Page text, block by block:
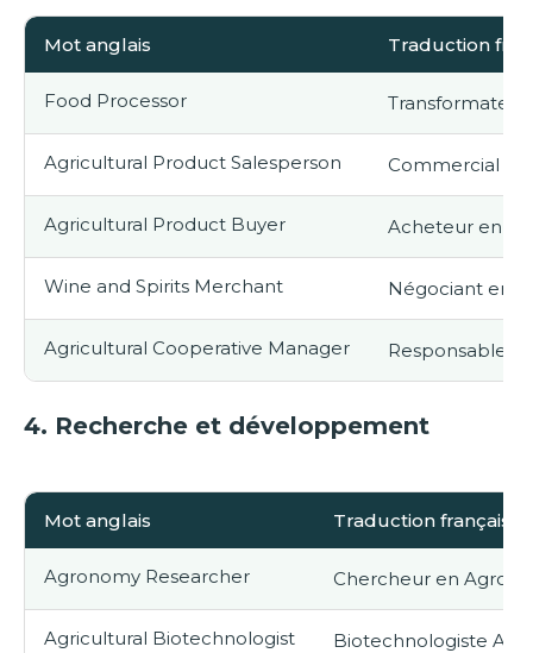
Mot anglais Traduction
Food Processor
Agricultural Product Salesperson Commercial en
Agricultural Product Buyer Acheteur en
Wine and Spirits Merchant Négociant en
Agricultural Cooperative Manager Responsable
4. Recherche et développement
Mot anglais Traduction française
Agronomy Researcher Chercheur en
Agricultural Biotechnologist Biotechnologiste